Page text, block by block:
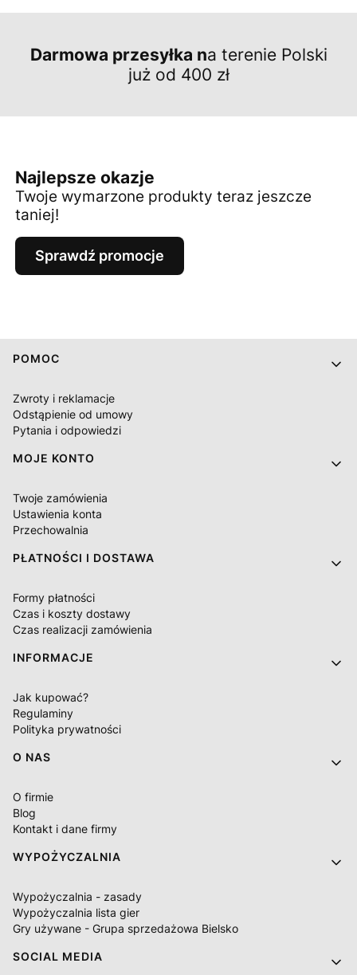
Darmowa przesyłka na terenie Polski
już od 400 zł
Najlepsze okazje
Twoje wymarzone produkty teraz jeszcze
taniej!
Sprawdź promocje
Linki w stopce
POMOC
Zwroty i reklamacje
Odstąpienie od umowy
Pytania i odpowiedzi
MOJE KONTO
Twoje zamówienia
Ustawienia konta
Przechowalnia
PŁATNOŚCI I DOSTAWA
Formy płatności
Czas i koszty dostawy
Czas realizacji zamówienia
INFORMACJE
Jak kupować?
Regulaminy
Polityka prywatności
O NAS
O firmie
Blog
Kontakt i dane firmy
WYPOŻYCZALNIA
Wypożyczalnia - zasady
Wypożyczalnia lista gier
Gry używane - Grupa sprzedażowa Bielsko
SOCIAL MEDIA